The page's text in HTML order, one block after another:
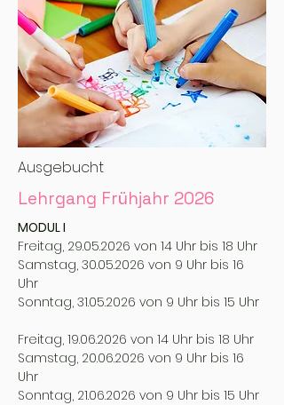
Ausgebucht
Lehrgang Frühjahr 2026
MODUL I
Freitag, 29.05.2026 von 14 Uhr bis 18 Uhr
Samstag, 30.05.2026 von 9 Uhr bis 16
Uhr
Sonntag, 31.05.2026 von 9 Uhr bis 15 Uhr
Freitag, 19.06.2026 von 14 Uhr bis 18 Uhr
Samstag, 20.06.2026 von 9 Uhr bis 16
Uhr
Sonntag, 21.06.2026 von 9 Uhr bis 15 Uhr